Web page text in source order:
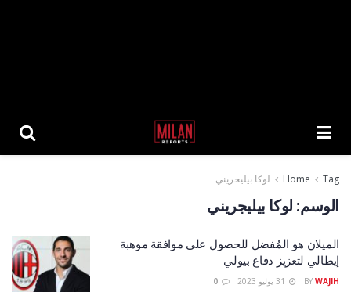
Home Tag لوكا بيليجريني
الوسم: لوكا بيليجريني
الميلان هو المُفضل للحصول على موافقة موهبة
إيطالي لتعزيز دفاع بيولي
BY WAJIH